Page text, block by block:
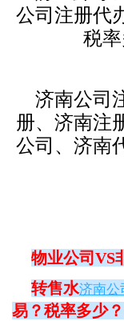
公司注册代
税
济南公司
册、济南注
公司、济南
物业公司VS
转售水济南公
易？税率多少